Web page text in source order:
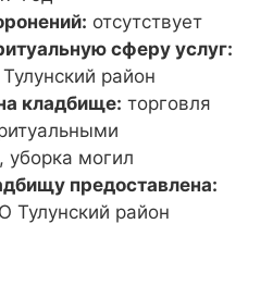
отсутствует
сферу услуг:
район
кладбище: торговля
могил
предоставлена:
Тулунский район